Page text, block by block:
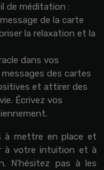
de méditation :
de la carte
la relaxation et la
dans vos
des cartes
et attirer des
Écrivez vos
à mettre en place et
à votre intuition et à
N’hésitez pas à les